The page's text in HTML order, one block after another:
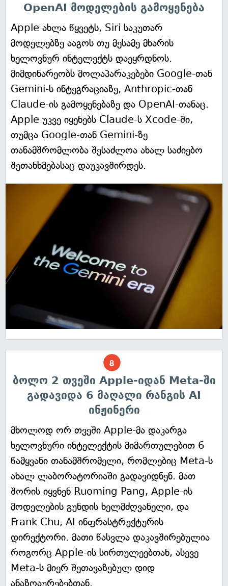
OpenAI მოდელების გამოყენება
Apple ახლა წყვეტს, Siri საკუთარ
მოდელებზე ააგოს თუ მესამე მხარის
ხელოვნურ ინტელექტს დაეყრდნოს.
მიმდინარეობს მოლაპარაკებები Google-თან
Gemini-ს ინტეგრაციაზე, Anthropic-თან
Claude-ის გამოყენებაზე და OpenAI-თანაც.
Apple უკვე იყენებს Claude-ს Xcode-ში,
თუმცა Google-თან Gemini-ზე
თანამშრომლობა შესაძლოა ახალ საძიებო
შეთანხმებასაც დაუკავშირდეს.
ბოლო 2 თვეში Apple-იდან Meta-ში
გადავიდა 6 მაღალი რანგის AI
ინჟინერი
მხოლოდ ორ თვეში Apple-მა დაკარგა
ხელოვნური ინტელექტის მიმართულებით 6
წამყვანი თანამშრომელი, რომლებიც Meta-ს
ახალ ლაბორატორიაში გადავიდნენ. მათ
შორის იყვნენ Ruoming Pang, Apple-ის
მოდელების გუნდის ხელმძღვანელი, და
Frank Chu, AI ინფრასტრუქტურის
დირექტორი. მათი წასვლა დაკავშირებულია
როგორც Apple-ის სირთულეებთან, ასევე
Meta-ს მიერ შეთავაზებულ დიდ
ანაზღაურებებთან.